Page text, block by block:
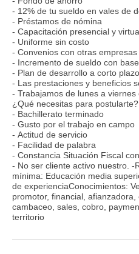
- 12% de tu sueldo en vales de
- Préstamos de nómina
- Capacitación presencial y
- Uniforme sin costo
- Convenios con otras
- Incremento de sueldo con
- Plan de desarrollo a corto plazo
- Las prestaciones y beneficios
- Trabajamos de lunes a
¿Qué necesitas para postularte?
- Bachillerato terminado
- Gusto por el trabajo en campo
- Actitud de servicio
- Facilidad de palabra
- Constancia Situación Fiscal
- No ser cliente activo nuestro. -
mínima: Educación media
de experienciaConocimientos:
promotor, financial, afianzadora,
cambaceo, sales, cobro,
territorio